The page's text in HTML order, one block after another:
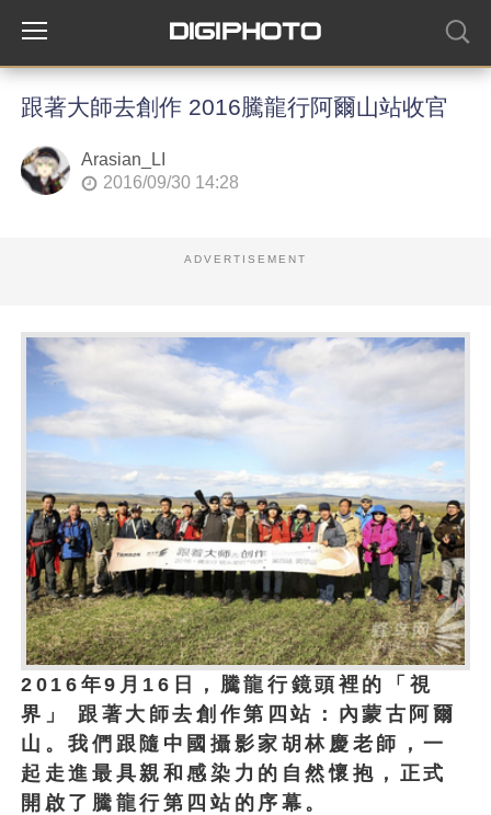
跟著大師去創作 2016騰龍行阿爾山站收官
Arasian_LI
2016/09/30 14:28
ADVERTISEMENT
2016年9月16日，騰龍行鏡頭裡的「視
界」 跟著大師去創作第四站：內蒙古阿爾
山。我們跟隨中國攝影家胡林慶老師，一
起走進最具親和感染力的自然懷抱，正式
開啟了騰龍行第四站的序幕。